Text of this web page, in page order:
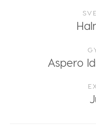
Aspero